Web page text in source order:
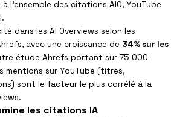
l’ensemble des citations AIO, YouTube
dans les AI Overviews selon les
avec une croissance de 34% sur les
étude Ahrefs portant sur 75 000
mentions sur YouTube (titres,
sont le facteur le plus corrélé à la
les citations IA